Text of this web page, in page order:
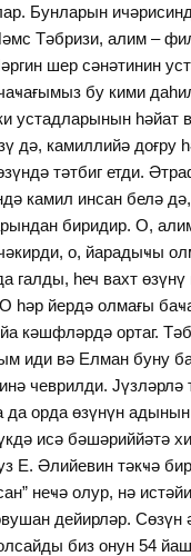
Бунларын
Тәбризи, алим –
шер сәнәтинин
бу кими
устадларынын
дә, камиллийә доғру
тәтбиг етди.
камил инсан белә
биридир. О,
о, йарадыҹы
галды, һеч вахт
һәр йердә олмағы
кәшфләрдә ортаг.
иди вә Елман буну
чеврилди.
да орда өзүнүн
исә бәшәриййәтә
Е. Әлийевин тәкҹә
неҹә олур, нә
дейирләр.
биз онун 54